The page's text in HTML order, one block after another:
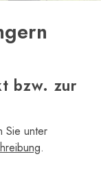
bzw. zur
Sie unter
.